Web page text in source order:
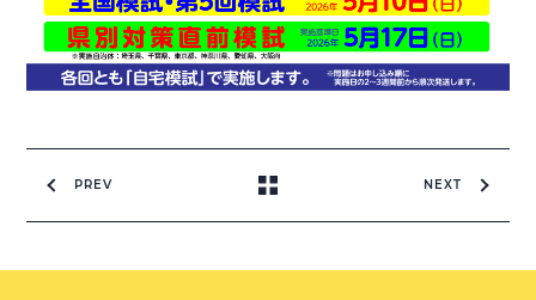
PREV NEXT